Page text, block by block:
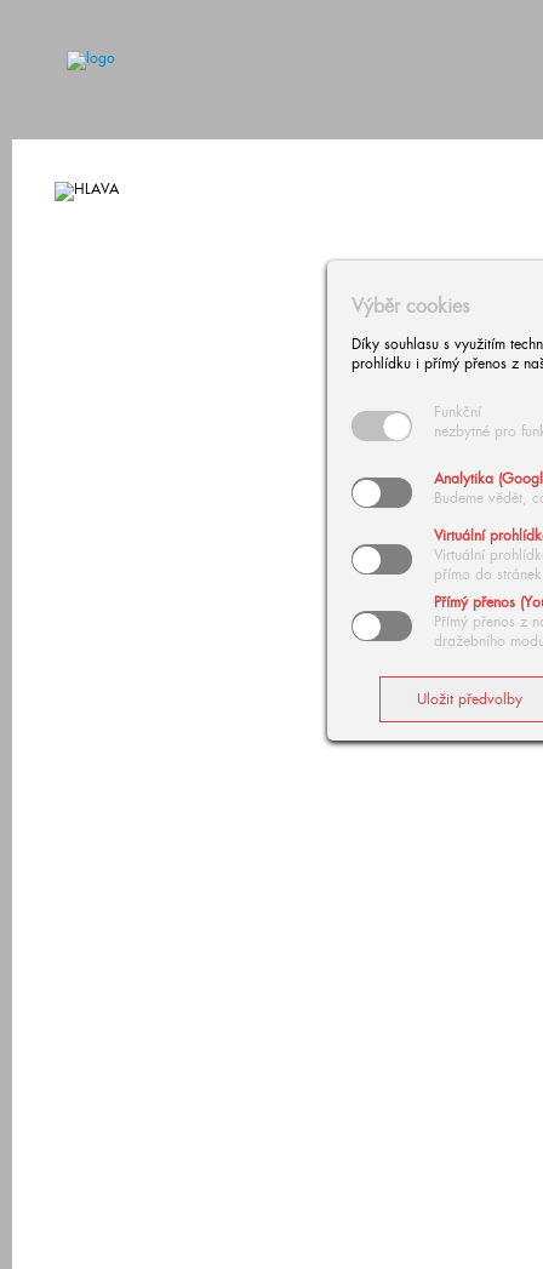
Výběr cookies
Díky souhlasu s využitím
prohlídku i přímý přenos z
Funkční
nezbytné pro
Analytika
Budeme vědět,
Virtuální
Virtuální
přímo do stránek
Přímý přenos
Přímý přenos z
dražebního